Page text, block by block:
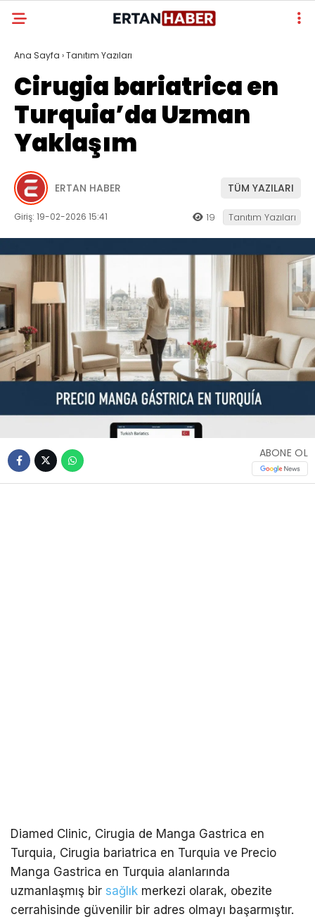
Ana Sayfa ›Tanıtım Yazıları
Cirugia bariatrica en
Turquia’da Uzman
Yaklaşım
ERTAN HABER TÜM YAZILARI
Giriş: 19-02-2026 15:41 19 Tanıtım Yazıları
ABONE OL
Diamed Clinic, Cirugia de Manga Gastrica en
Turquia, Cirugia bariatrica en Turquia ve Precio
Manga Gastrica en Turquia alanlarında
uzmanlaşmış bir sağlık merkezi olarak, obezite
cerrahisinde güvenilir bir adres olmayı başarmıştır.